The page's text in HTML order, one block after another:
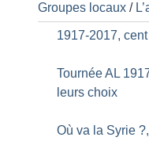
Groupes locaux /
1917-2017,
Tournée AL
leurs choix
Où va la Syrie